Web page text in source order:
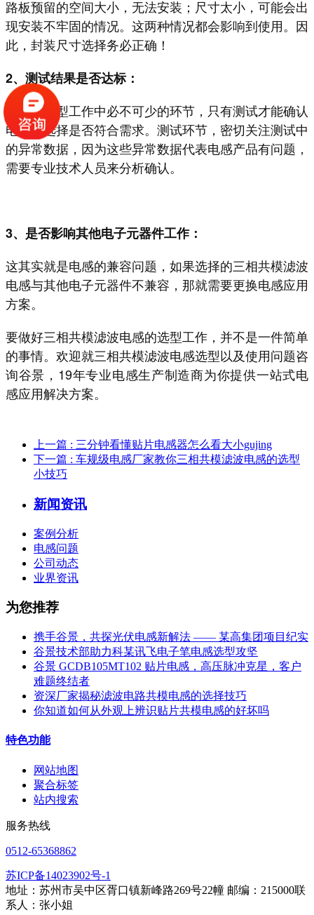
路板预留的空间大小，无法安装；尺寸太小，可能会出
现安装不牢固的情况。这两种情况都会影响到使用。因
此，封装尺寸选择务必正确！
2、测试结果是否达标：
测试是选型工作中必不可少的环节，只有测试才能确认
电感的选择是否符合需求。测试环节，密切关注测试中
的异常数据，因为这些异常数据代表电感产品有问题，
需要专业技术人员来分析确认。
3、是否影响其他电子元器件工作：
这其实就是电感的兼容问题，如果选择的三相共模滤波
电感与其他电子元器件不兼容，那就需要更换电感应用
方案。
要做好三相共模滤波电感的选型工作，并不是一件简单
的事情。欢迎就三相共模滤波电感选型以及使用问题咨
询谷景，19年专业电感生产制造商为你提供一站式电
感应用解决方案。
上一篇 : 三分钟看懂贴片电感器怎么看大小gujing
下一篇 : 车规级电感厂家教你三相共模滤波电感的选型
小技巧
新闻资讯
案例分析
电感问题
公司动态
业界资讯
为您推荐
携手谷景，共探光伏电感新解法 —— 某高集团项目纪实
谷景技术部助力科某讯飞电子笔电感选型攻坚
谷景 GCDB105MT102 贴片电感，高压脉冲克星，客户
难题终结者
资深厂家揭秘滤波电路共模电感的选择技巧
你知道如何从外观上辨识贴片共模电感的好坏吗
特色功能
网站地图
聚合标签
站内搜索
服务热线
0512-65368862
苏ICP备14023902号-1
地址：苏州市吴中区胥口镇新峰路269号22幢 邮编：215000联
系人：张小姐